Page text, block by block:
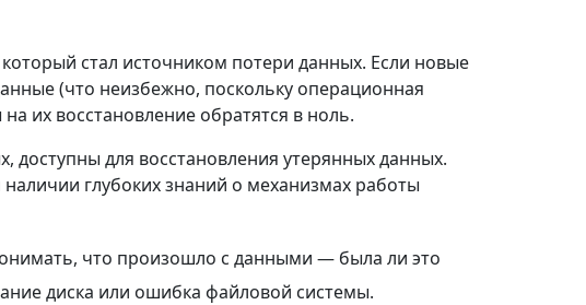
стал источником потери данных. Если новые
(что неизбежно, поскольку операционная
их восстановление обратятся в ноль.
доступны для восстановления утерянных данных.
глубоких знаний о механизмах работы
что произошло с данными — была ли это
диска или ошибка файловой системы.